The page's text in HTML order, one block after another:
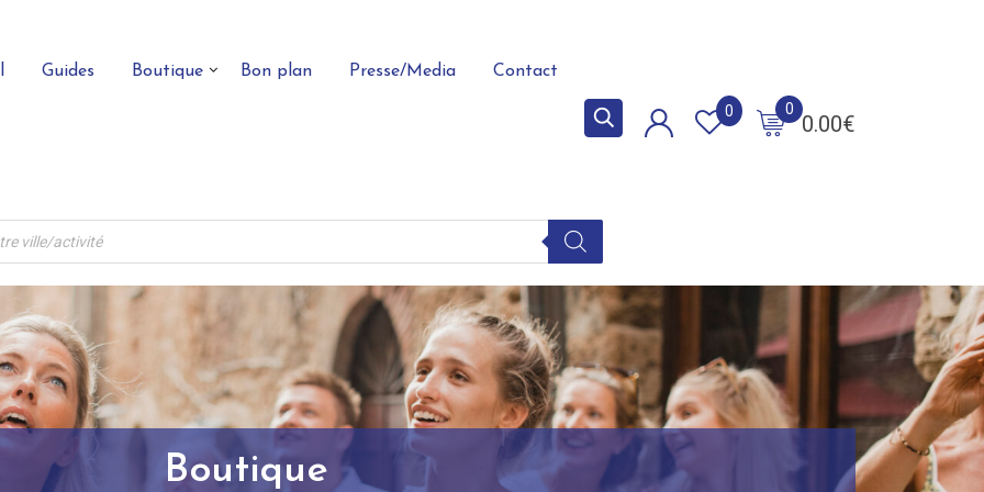
Guides Boutique Bon plan Presse/Media Contact
0.00€
0
0
Boutique